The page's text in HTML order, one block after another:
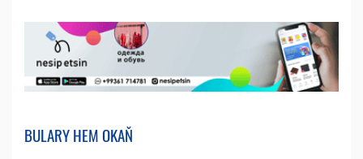
BULARY HEM OKAŇ